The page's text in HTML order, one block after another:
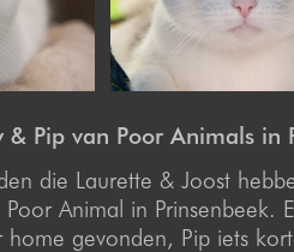
Pip van Poor Animals in
die Laurette & Joost
Animal in Prinsenbeek.
gevonden, Pip iets